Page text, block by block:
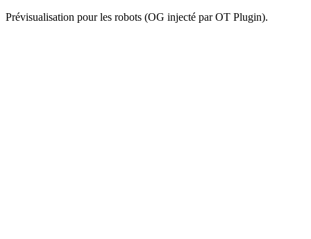
Prévisualisation pour les robots (OG injecté par OT Plugin).